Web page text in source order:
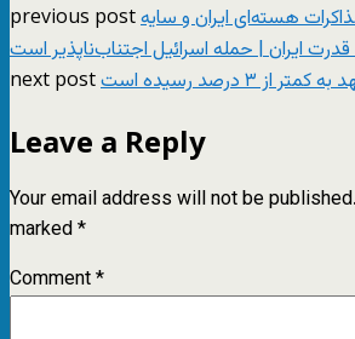
previous postهسته‌ای ایران و سایه
ایران | حمله اسرائیل اجتناب‌ناپذیر است
next post ۳ درصد رسیده است
Leave a Reply
Your email address will not be published.
marked*
Comment*